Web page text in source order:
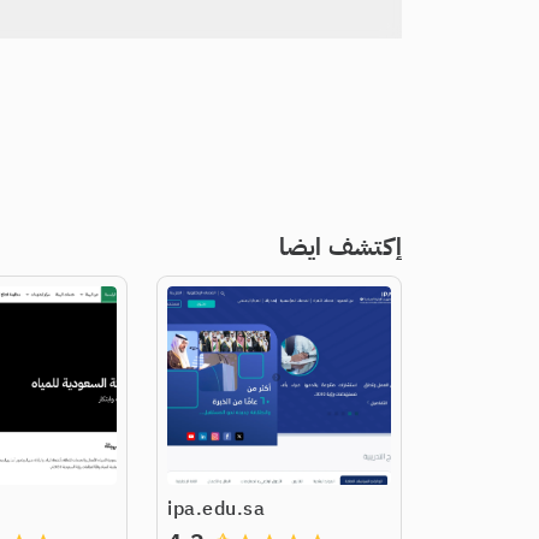
إكتشف ايضا
ipa.edu.sa